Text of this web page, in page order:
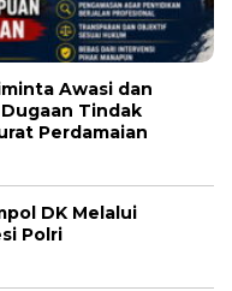
Awasi dan
Tindak
Perdamaian
DK Melalui
Polri